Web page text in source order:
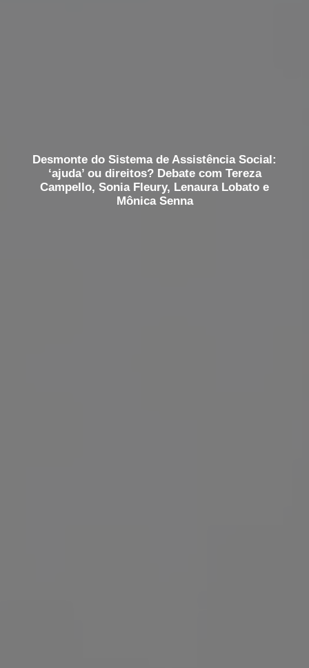
Desmonte do Sistema de Assistência Social:
‘ajuda’ ou direitos? Debate com Tereza
Campello, Sonia Fleury, Lenaura Lobato e
Mônica Senna